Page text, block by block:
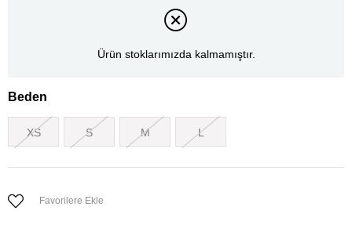
Ürün stoklarımızda kalmamıştır.
Beden
XS S M L
Favorilere Ekle